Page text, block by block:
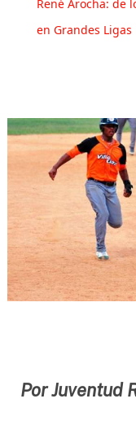
René Arocha: de
en Grandes Ligas
Por Juventud